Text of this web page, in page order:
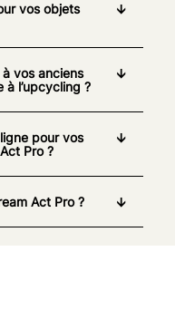
vos objets
vos anciens
l’upcycling ?
pour vos
Pro ?
Act Pro ?